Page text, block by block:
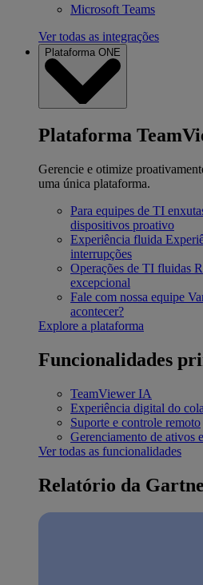
Microsoft Teams
Ver todas as integrações
Plataforma ONE
Plataforma
Gerencie e otimize
uma única plataforma.
Para equipes de TI
dispositivos proativo
Experiência fluida
interrupções
Operações de TI fluidas
excepcional
Fale com nossa equipe
acontecer?
Explore a plataforma
Funcionalidades
TeamViewer IA
Experiência digital do
Suporte e controle remoto
Gerenciamento de ativos
Ver todas as funcionalidades
Relatório da